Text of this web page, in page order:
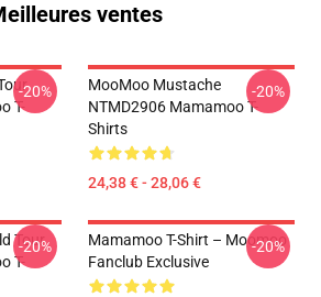
ventes
T-
-20%
MooMoo Mustache
NTMD2906 Mamamoo T-
Shirts
24,38 € - 28,06 €
-20%
Tour
T-
-20%
Mamamoo T-Shirt – Moomoo
Fanclub Exclusive
-20%